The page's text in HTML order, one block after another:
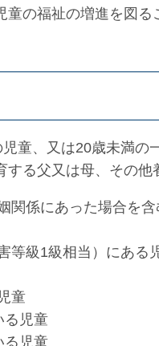
の福祉の増進を図る
童、又は20歳未満の
する父又は母、その他
係にあった場合を含
等級1級相当）にある
童
る児童
る児童